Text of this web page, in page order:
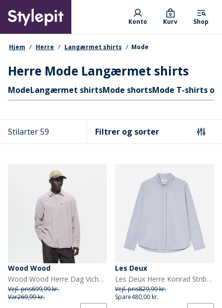
main
content
Primary departments
Konto Kurv
0
Shop
navigationssti
Hjem Herre Langærmet shirts Mode
Herre Mode Langærmet shirts
Hurtige links
ModeLangærmet shirtsMode shortsMode T-shirts
Stilarter 59 Filtrer og sorter
Wood Wood
Wood Wood Herre Dag Vichy Skjorte Ephemera
Vejl. pris699,99 kr.
Var269,99 kr.
Les Deux
Les Deux Herre Konrad Stribet Oxford Skjorte Allure
Vejl. pris829,99 kr.
Spare480,00 kr.